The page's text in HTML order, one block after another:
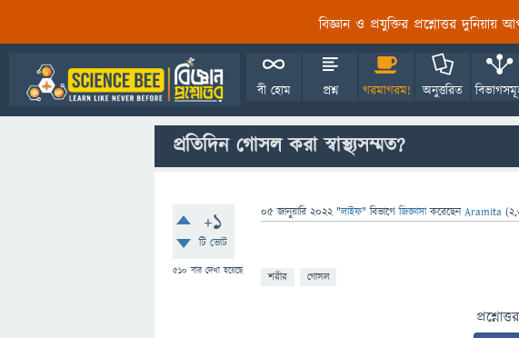
বিজ্ঞান ও প্রযুক্তির প্রশ্নোত্তর দুনিয়ায়
বী হোম প্রশ্ন গরমাগরম! অনুত্তরিত
প্রতিদিন গোসল করা স্বাস্থ্যসম্মত?
+1
টি ভোট
510 বার দেখা হয়েছে
05 জানুয়ারি 2022 "লাইফ" বিভাগে জিজ্ঞাসাকরেছেনAramita (
শরীর গোসল